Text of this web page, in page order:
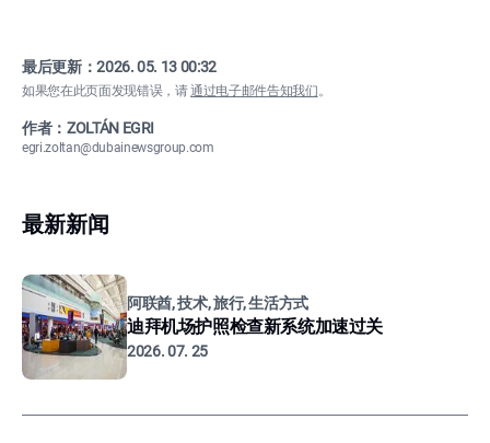
最后更新：2026. 05. 13 00:32
如果您在此页面发现错误，请通过电子邮件告知我们。
作者：ZOLTÁN EGRI
egri.zoltan@dubainewsgroup.com
最新新闻
阿联酋, 技术, 旅行, 生活方式
迪拜机场护照检查新系统加速过关
2026. 07. 25